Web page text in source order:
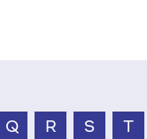
Q R S T